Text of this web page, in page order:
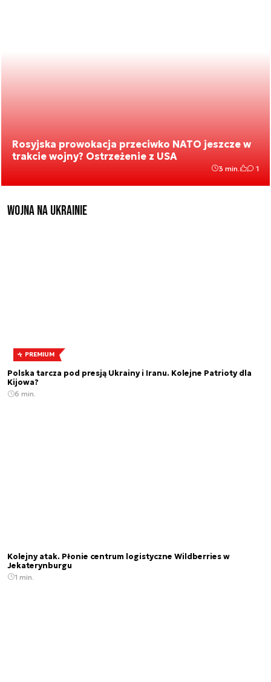
Rosyjska prowokacja przeciwko NATO jeszcze w
trakcie wojny? Ostrzeżenie z USA
3 min. 1
Wojna na Ukrainie
PREMIUM
Polska tarcza pod presją Ukrainy i Iranu. Kolejne Patrioty dla
Kijowa?
6 min.
Kolejny atak. Płonie centrum logistyczne Wildberries w
Jekaterynburgu
1 min.